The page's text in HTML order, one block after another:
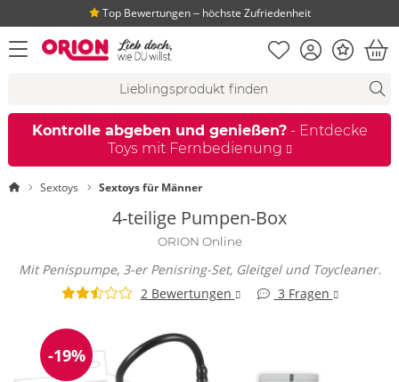
Top Bewertungen ‒ höchste Zufriedenheit
Menü öffnen Merkliste
KontoBonus
Kontrolle abgeben und genießen?- Entdecke
Toys mit Fernbedienung
Startseite
Sextoys Sextoys für Männer
4-teilige Pumpen-Box
ORION Online
Mit Penispumpe, 3-er Penisring-Set, Gleitgel und Toycleaner.
2 Bewertungen
3 Fragen
Reduzierung
-19%